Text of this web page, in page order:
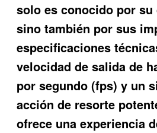
solo es conocido por
sino también por sus
especificaciones
velocidad de salida de
por segundo (fps) y un
acción de resorte
ofrece una experiencia